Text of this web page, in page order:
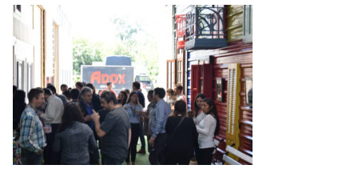
info@adox.com.ar whatsapp: 54 9 11 6230 2470